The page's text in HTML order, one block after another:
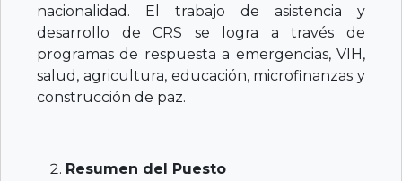
nacionalidad. El trabajo de asistencia y
desarrollo de CRS se logra a través de
programas de respuesta a emergencias, VIH,
salud, agricultura, educación, microfinanzas y
construcción de paz.
Resumen del Puesto